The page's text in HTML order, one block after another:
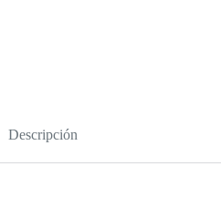
Descripción